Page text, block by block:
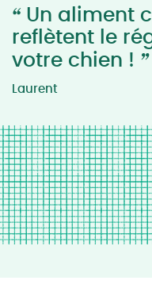
“ Un aliment
reflètent le
votre chien ! ”
Laurent